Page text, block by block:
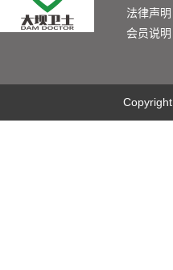
法律声明
会员说明
Copyright